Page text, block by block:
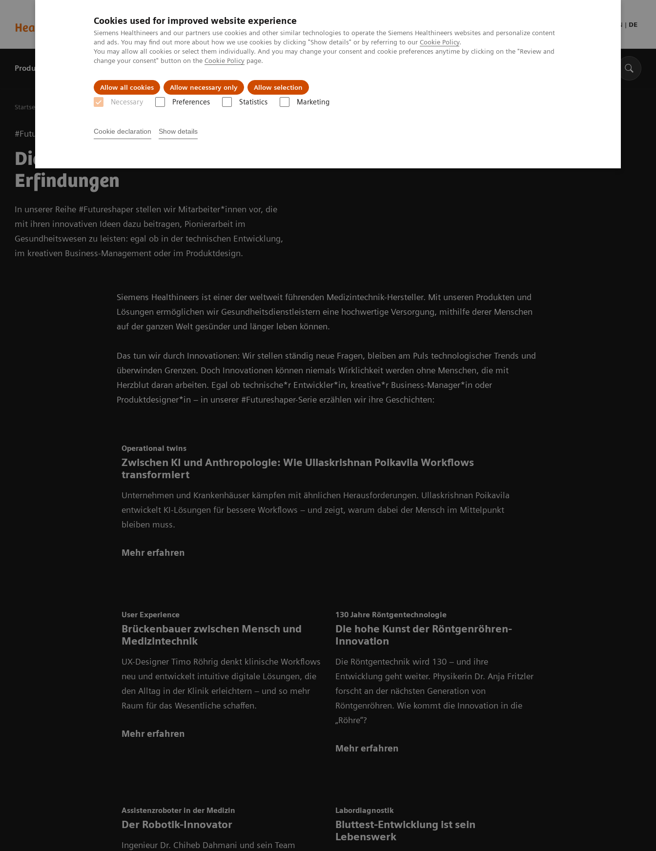
Cookies used for improved website experience
Siemens Healthineers and our partners use cookies and other similar technologies to operate the Siemens Healthineers websites and personalize content
and ads. You may find out more about how we use cookies by clicking "Show details" or by referring to our Cookie Policy.
You may allow all cookies or select them individually. And you may change your consent and cookie preferences anytime by clicking on the "Review and
change your consent" button on the Cookie Policy page.
Allow all cookies Allow necessary only Allow selection
Necessary Preferences Statistics Marketing
Cookie declaration Show details
EN | DE
Produkte & Services
Startseite Innovationen Die Menschen hinter unseren Erfindungen
#Futureshaper
Die Menschen hinter unseren
Erfindungen
In unserer Reihe #Futureshaper stellen wir Mitarbeiter*innen vor, die
mit ihren innovativen Ideen dazu beitragen, Pionierarbeit im
Gesundheitswesen zu leisten: egal ob in der technischen Entwicklung,
im kreativen Business-Management oder im Produktdesign.
Siemens Healthineers ist einer der weltweit führenden Medizintechnik-Hersteller. Mit unseren Produkten und
Lösungen ermöglichen wir Gesundheitsdienstleistern eine hochwertige Versorgung, mithilfe derer Menschen
auf der ganzen Welt gesünder und länger leben können.
Das tun wir durch Innovationen: Wir stellen ständig neue Fragen, bleiben am Puls technologischer Trends und
überwinden Grenzen. Doch Innovationen können niemals Wirklichkeit werden ohne Menschen, die mit
Herzblut daran arbeiten. Egal ob technische*r Entwickler*in, kreative*r Business-Manager*in oder
Produktdesigner*in – in unserer #Futureshaper-Serie erzählen wir ihre Geschichten:
Operational twins
Zwischen KI und Anthropologie: Wie Ullaskrishnan Poikavila Workflows
transformiert
Unternehmen und Krankenhäuser kämpfen mit ähnlichen Herausforderungen. Ullaskrishnan Poikavila
entwickelt KI‑Lösungen für bessere Workflows – und zeigt, warum dabei der Mensch im Mittelpunkt
bleiben muss.
Mehr erfahren
User Experience
Brückenbauer zwischen Mensch und
Medizintechnik
UX-Designer Timo Röhrig denkt klinische Workflows
neu und entwickelt intuitive digitale Lösungen, die
den Alltag in der Klinik erleichtern – und so mehr
Raum für das Wesentliche schaffen.
Mehr erfahren
130 Jahre Röntgentechnologie
Die hohe Kunst der Röntgenröhren-
Innovation
Die Röntgentechnik wird 130 – und ihre
Entwicklung geht weiter. Physikerin Dr. Anja Fritzler
forscht an der nächsten Generation von
Röntgenröhren. Wie kommt die Innovation in die
„Röhre“?
Mehr erfahren
Assistenzroboter in der Medizin
Der Robotik-Innovator
Ingenieur Dr. Chiheb Dahmani und sein Team
Labordiagnostik
Bluttest-Entwicklung ist sein
Lebenswerk